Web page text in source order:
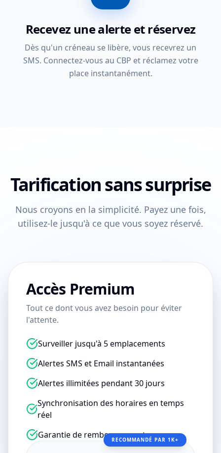
Recevez une alerte et réservez
Dès qu'un créneau se libère, vous recevrez un
SMS. Connectez-vous au CBP et réclamez votre
place instantanément.
Tarification sans surprise
Nous croyons en la simplicité. Payez une fois,
utilisez-le jusqu'à ce que vous soyez réservé.
Accès Premium
Tout ce dont vous avez besoin pour éviter
l'attente.
Surveiller jusqu'à 5 emplacements
Alertes SMS et Email instantanées
Alertes illimitées pendant 30 jours
Synchronisation des horaires en temps
réel
Garantie de remboursementRECOMMANDÉ PAR 1K+